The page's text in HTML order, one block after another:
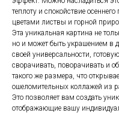
теплоту и спокойствие
цветами листвы и горной
Эта уникальная картина не
но и может быть украшением в
своей универсальности,
сворачивать, поворачивать и
такого же размера, что
ошеломительных коллажей из
Это позволяет вам создать
отображающие вашу